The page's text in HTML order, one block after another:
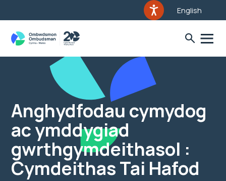
English
Anghydfodau cymydog
ac ymddygiad
gwrthgymdeithasol :
Cymdeithas Tai Hafod